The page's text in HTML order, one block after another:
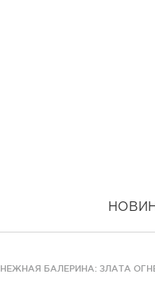
НЕЖНАЯ БАЛЕРИНА: ЗЛАТА